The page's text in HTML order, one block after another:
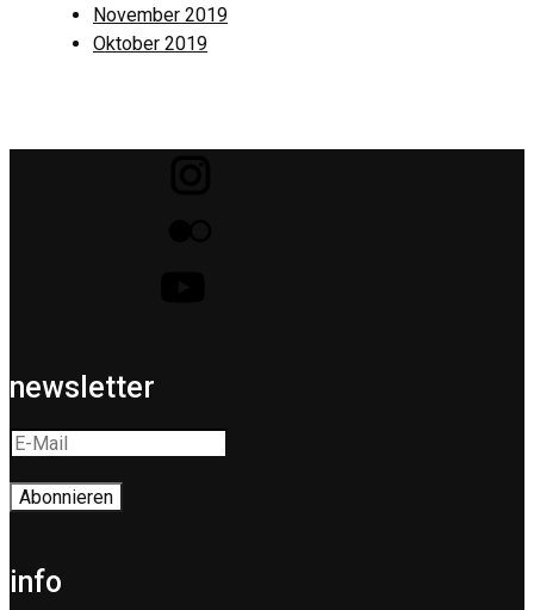
November 2019
Oktober 2019
newsletter
info